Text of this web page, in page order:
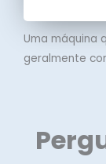
Uma máquina
geralmente